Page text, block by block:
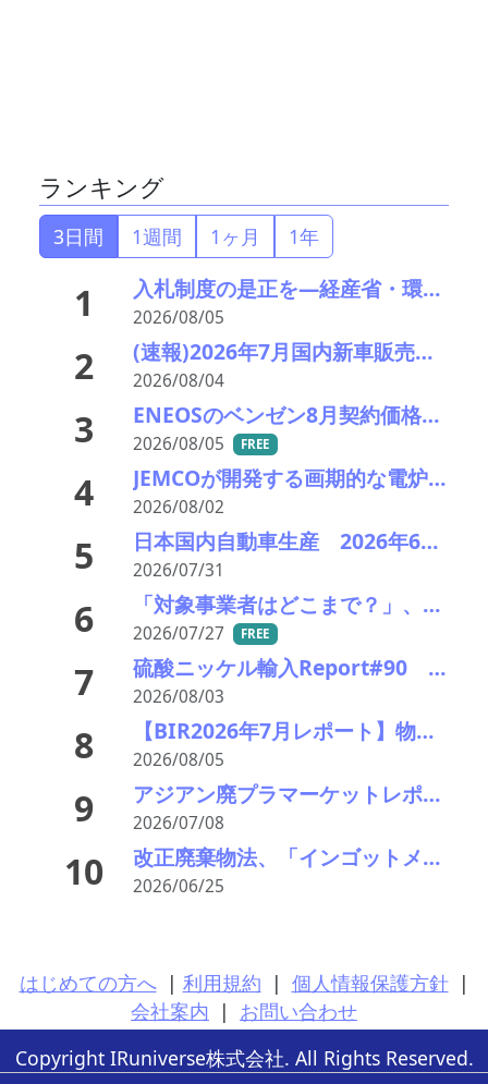
ランキング
3日間 1週間 1ヶ月 1年
1 入札制度の是正を—経産省・環境省が指定PETボトル資源循環で検討会
2026/08/05
2 (速報)2026年7月国内新車販売 41万7千台 前年同月比7%増加 4か月連続プラス
2026/08/04
3 ENEOSのベンゼン8月契約価格、供給タイトで前月比+145＄／MT
2026/08/05 FREE
4 JEMCOが開発する画期的な電炉ダスト（EAFD）処理技術
2026/08/02
5 日本国内自動車生産 2026年6月生産台数 73万7千台 前年同月比6.8%増加
2026/07/31
6 「対象事業者はどこまで？」、残り２年半で細部の詰め急ぐ――環境省、第１回スクラップヤード環境対策技術検討会
2026/07/27 FREE
7 硫酸ニッケル輸入Report#90 2026年中盤輸入回復の兆し
2026/08/03
8 【BIR2026年7月レポート】物流コスト増がリサイクル市場に影響
2026/08/05
9 アジアン廃プラマーケットレポート2026年7月 〜需要低迷とバージン樹脂の下落がもたらすバリューチェーンの圧迫〜
2026/07/08
10 改正廃棄物法、「インゴットメーカーのヤードも対象になるの!?」――施行まで２年半以内 許可対象ヤードはどこまで
2026/06/25
はじめての方へ | 利用規約 | 個人情報保護方針 |
会社案内 | お問い合わせ
Copyright IRuniverse株式会社. All Rights Reserved.